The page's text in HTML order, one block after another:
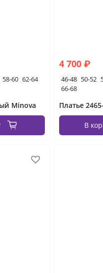
58-60 62-64
Minova
4 700 ₽
46-48 50-52
66-68
Платье
В